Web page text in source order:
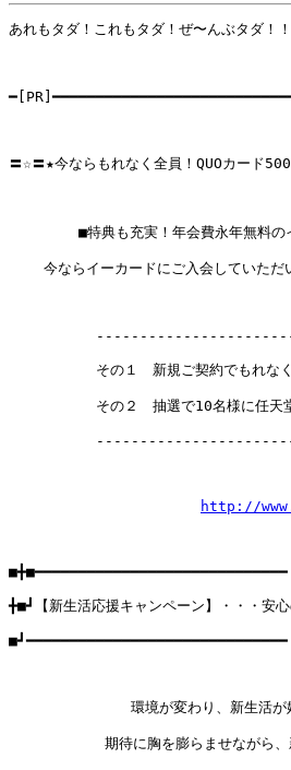
あれもタダ！これもタダ！ぜ〜んぶタダ！
〓☆〓★今ならもれなく全員！QUOカード
■特典も充実！年会費永年無料の
今ならイーカードにご入会していただ
その１　新規ご契約でもれな
その２　抽選で10名様に任天
http://
■╋■━━━━━━━━━━━━━━━━━━━━━━━━━━━━━
╋■┛【新生活応援キャンペーン】・・・安
■┛━━━━━━━━━━━━━━━━━━━━━━━━━━━━━━
環境が変わり、新生活が
期待に胸を膨らませながら、